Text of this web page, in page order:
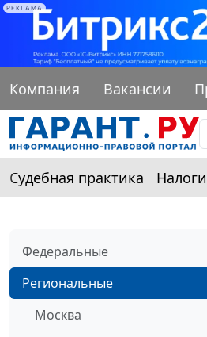
РЕКЛАМА
Компания Вакансии
Судебная практика
Федеральные
Региональные
Москва